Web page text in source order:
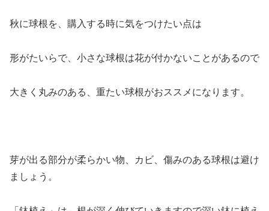
秋に球根を、購入する時に気をつけたい点は
形がたいらで、小さな球根は花が付かないことがあるので
大きく丸みのある、重たい球根がおススメになります。
芽が出る部分が柔らかい物、カビ、傷みのある球根は避け
ましょう。